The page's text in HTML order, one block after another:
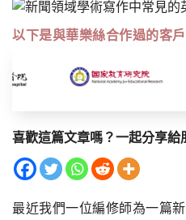
以下是與華樂絲合作過的客戶
喜歡這篇文章嗎？一起分享給
最近我們一位編修師為一篇